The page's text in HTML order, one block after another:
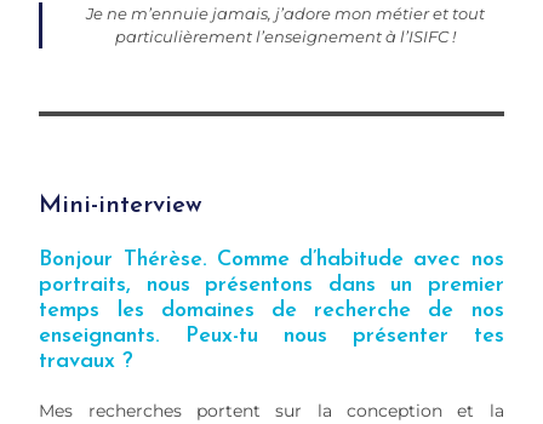
Je ne m’ennuie jamais, j’adore mon métier et tout
particulièrement l’enseignement à l’ISIFC !
Mini-interview
Bonjour Thérèse. Comme d’habitude avec nos
portraits, nous présentons dans un premier
temps les domaines de recherche de nos
enseignants. Peux-tu nous présenter tes
travaux ?
Mes recherches portent sur la conception et la